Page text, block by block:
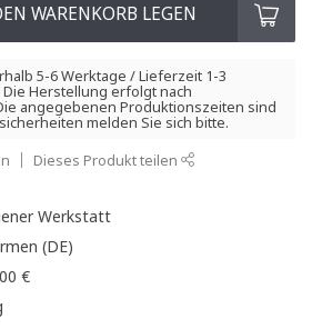
WARENKORB LEGEN
5-6 Werktage / Lieferzeit 1-3
Die Herstellung erfolgt nach
angegebenen Produktionszeiten sind
melden Sie sich bitte.
Dieses Produkt teilen
Werkstatt
(DE)
€